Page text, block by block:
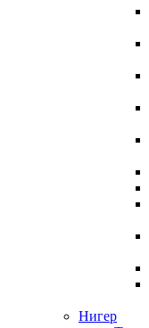
Нигер